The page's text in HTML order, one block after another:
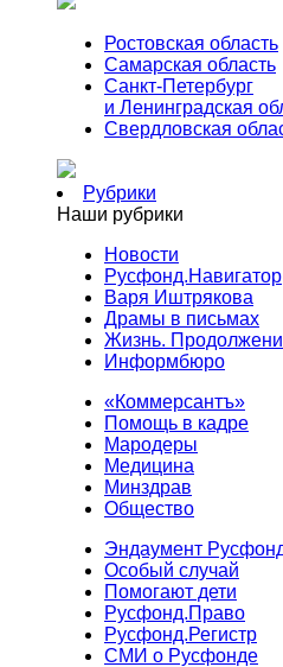
Ростовская область
Самарская область
Санкт-Петербург
и Ленинградская
Свердловская
Рубрики
Наши рубрики
Новости
Русфонд.Навигатор
Варя Иштрякова
Драмы в письмах
Жизнь.
Информбюро
«Коммерсантъ»
Помощь в кадре
Мародеры
Медицина
Минздрав
Общество
Эндаумент
Особый случай
Помогают дети
Русфонд.Право
Русфонд.Регистр
СМИ о Русфонде